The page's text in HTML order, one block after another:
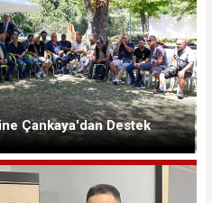
Çankaya'dan Destek